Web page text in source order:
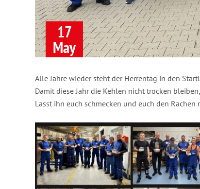
17
May
Alle Jahre wieder steht der Herrentag in den
Damit diese Jahr die Kehlen nicht trocken
Lasst ihn euch schmecken und euch den Rachen